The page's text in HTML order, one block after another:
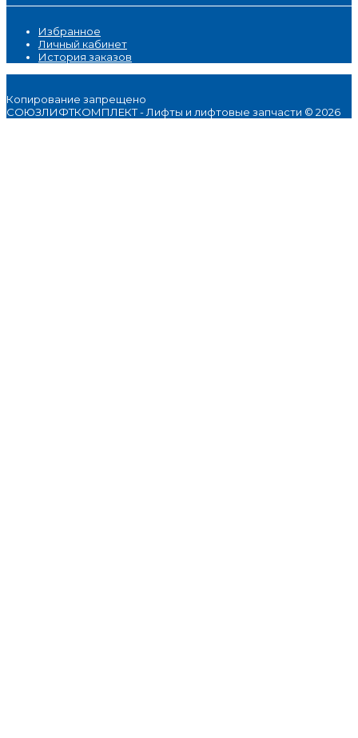
Избранное
Личный кабинет
История заказов
Копирование запрещено
СОЮЗЛИФТКОМПЛЕКТ - Лифты и лифтовые запчасти © 2026